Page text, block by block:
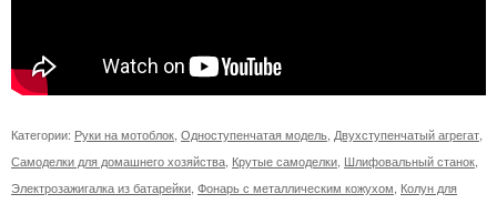
Категории: Руки на мотоблок, Одноступенчатая модель, Двухступенчатый агрегат,
Самоделки для домашнего хозяйства, Крутые самоделки, Шлифовальный станок,
Электрозажигалка из батарейки, Фонарь с металлическим кожухом, Колун для